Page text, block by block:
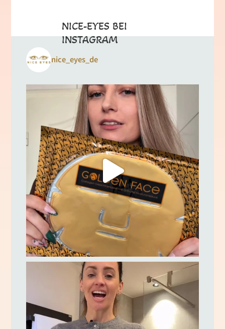
NICE-EYES BEI
INSTAGRAM
nice_eyes_de